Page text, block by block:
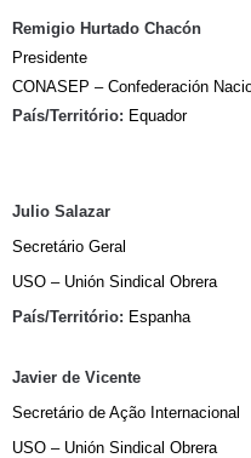
Remigio Hurtado Chacón
Presidente
CONASEP – Confederación
País/Território: Equador
Julio Salazar
Secretário Geral
USO – Unión Sindical Obrera
País/Território: Espanha
Javier de Vicente
Secretário de Ação Internacional
USO – Unión Sindical Obrera